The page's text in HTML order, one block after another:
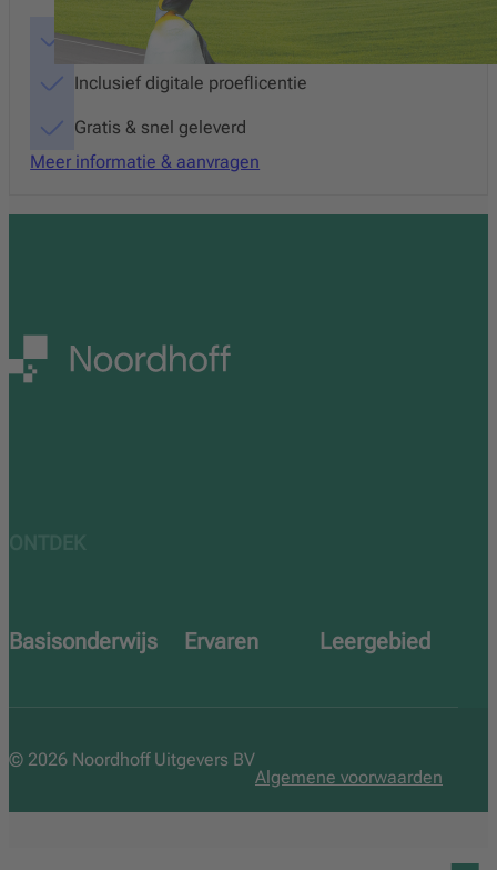
Kies voor papier of digitaal materiaal
Inclusief digitale proeflicentie
Gratis & snel geleverd
Meer informatie & aanvragen
Basisonderwijs Ervaren
Zichtzending
Leergebied
Reken
Taal en spelling
© 2026 Noordhoff Uitgevers BV
Algemene voorwaarden